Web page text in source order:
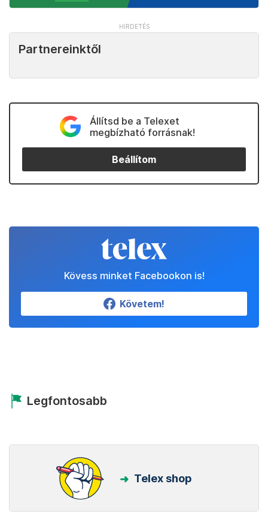
Partnereinktől
Állítsd be a Telexet
megbízható forrásnak!
Beállítom
Kövess minket Facebookon is!
Követem!
Legfontosabb
Telex shop